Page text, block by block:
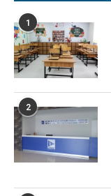
1
2